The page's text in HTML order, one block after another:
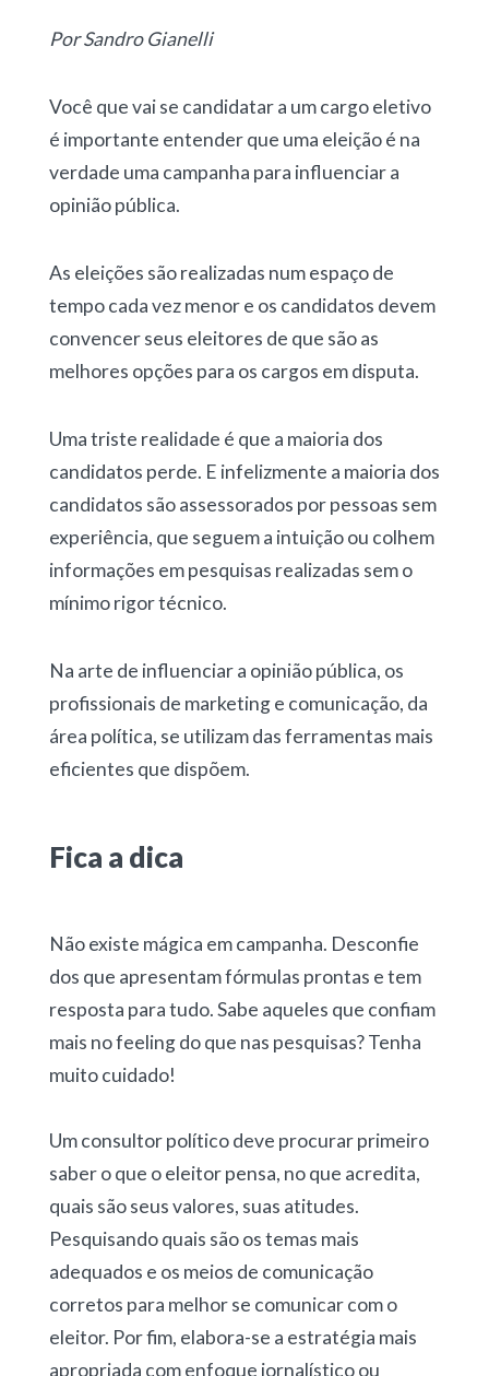
Por Sandro Gianelli
Você que vai se candidatar a um cargo eletivo
é importante entender que uma eleição é na
verdade uma campanha para influenciar a
opinião pública.
As eleições são realizadas num espaço de
tempo cada vez menor e os candidatos devem
convencer seus eleitores de que são as
melhores opções para os cargos em disputa.
Uma triste realidade é que a maioria dos
candidatos perde. E infelizmente a maioria dos
candidatos são assessorados por pessoas sem
experiência, que seguem a intuição ou colhem
informações em pesquisas realizadas sem o
mínimo rigor técnico.
Na arte de influenciar a opinião pública, os
profissionais de marketing e comunicação, da
área política, se utilizam das ferramentas mais
eficientes que dispõem.
Fica a dica
Não existe mágica em campanha. Desconfie
dos que apresentam fórmulas prontas e tem
resposta para tudo. Sabe aqueles que confiam
mais no feeling do que nas pesquisas? Tenha
muito cuidado!
Um consultor político deve procurar primeiro
saber o que o eleitor pensa, no que acredita,
quais são seus valores, suas atitudes.
Pesquisando quais são os temas mais
adequados e os meios de comunicação
corretos para melhor se comunicar com o
eleitor. Por fim, elabora-se a estratégia mais
apropriada com enfoque jornalístico ou